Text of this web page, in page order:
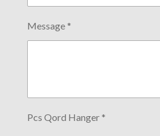
Message *
Pcs Qord Hanger *